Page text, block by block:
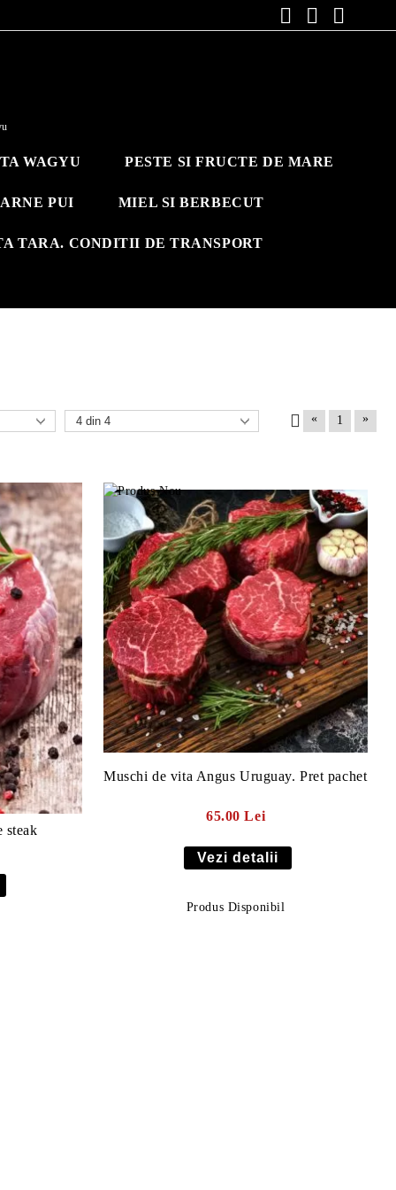
WAGYU PESTE SI FRUCTE DE MARE
PUI MIEL SI BERBECUT
TARA. CONDITII DE TRANSPORT
« 1 »
steak
Muschi de vita Angus Uruguay. Pret pachet
65.00 Lei
Vezi detalii
Produs Disponibil